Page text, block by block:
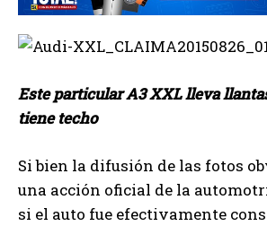
Este particular A3 XXL lleva
tiene techo
Si bien la difusión de las fotos
una acción oficial de la
si el auto fue efectivamente